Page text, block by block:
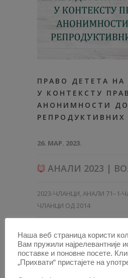
ПРАВО ДЕТЕТА
У КОНТЕКСТУ
АНОНИМНОСТИ
РЕПРОДУКТИВНИХ
26. МАР. 2023.
АНАЛИ 2023 |
2023-ЧЛАНЦИ, АНАЛИ 71–1-
ЧЛАНЦИ ОД 2014
Наша веб страница користи
Вам пружили најрелевантније
поставке и поновне посете.
„Прихвати“ пристајете на